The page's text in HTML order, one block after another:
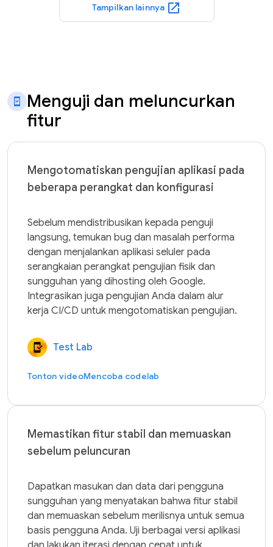
Tampilkan lainnya open_in_new
Menguji dan meluncurkan
fitur
Mengotomatiskan pengujian aplikasi pada
beberapa perangkat dan konfigurasi
Sebelum mendistribusikan kepada penguji
langsung, temukan bug dan masalah performa
dengan menjalankan aplikasi seluler pada
serangkaian perangkat pengujian fisik dan
sungguhan yang dihosting oleh Google.
Integrasikan juga pengujian Anda dalam alur
Test Lab
Tonton videoMencoba codelab
Memastikan fitur stabil dan memuaskan
sebelum peluncuran
Dapatkan masukan dan data dari pengguna
sungguhan yang menyatakan bahwa fitur stabil
dan memuaskan sebelum merilisnya untuk semua
basis pengguna Anda. Uji berbagai versi aplikasi